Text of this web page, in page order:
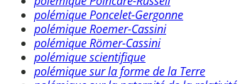
polémique Poncelet-Gergonne
polémique Roemer-Cassini
polémique Römer-Cassini
polémique scientifique
polémique sur la forme de la Terre